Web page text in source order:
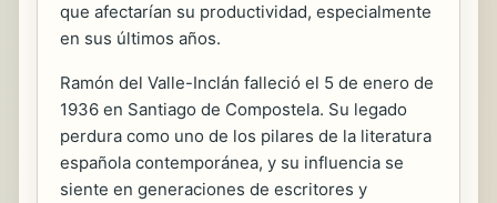
que afectarían su productividad, especialmente
en sus últimos años.
Ramón del Valle-Inclán falleció el 5 de enero de
1936 en Santiago de Compostela. Su legado
perdura como uno de los pilares de la literatura
española contemporánea, y su influencia se
siente en generaciones de escritores y